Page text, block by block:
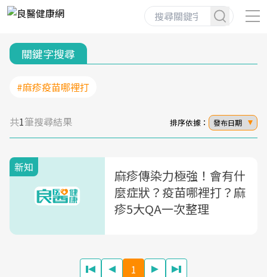
關鍵字搜尋
#麻疹疫苗哪裡打
共1筆搜尋結果 排序依據： 發布日期
新知
麻疹傳染力極強！會有什
麼症狀？疫苗哪裡打？麻
疹5大QA一次整理
1